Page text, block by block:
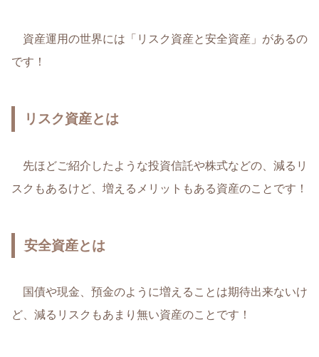
資産運用の世界には「リスク資産と安全資産」があるの
です！
リスク資産とは
先ほどご紹介したような投資信託や株式などの、減るリ
スクもあるけど、増えるメリットもある資産のことです！
安全資産とは
国債や現金、預金のように増えることは期待出来ないけ
ど、減るリスクもあまり無い資産のことです！